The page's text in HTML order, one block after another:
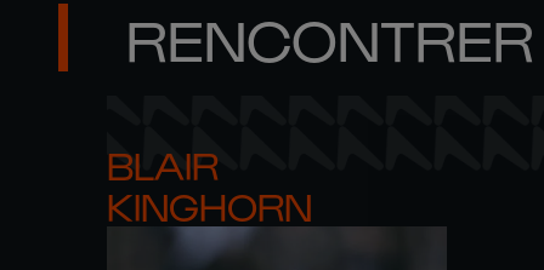
BLAIR
KINGHORN